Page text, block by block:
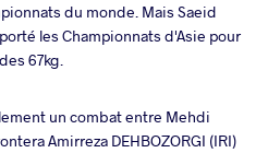
du monde. Mais Saeid
les Championnats d'Asie pour
67kg.
un combat entre Mehdi
Amirreza DEHBOZORGI (IRI)